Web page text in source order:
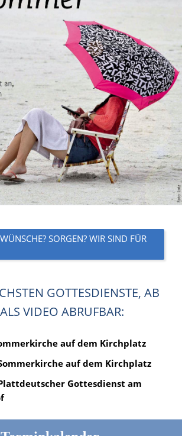
SORGEN? WIR SIND FÜR
GOTTESDIENSTE, AB
VIDEO ABRUFBAR:
auf dem Kirchplatz
auf dem Kirchplatz
Gottesdienst am